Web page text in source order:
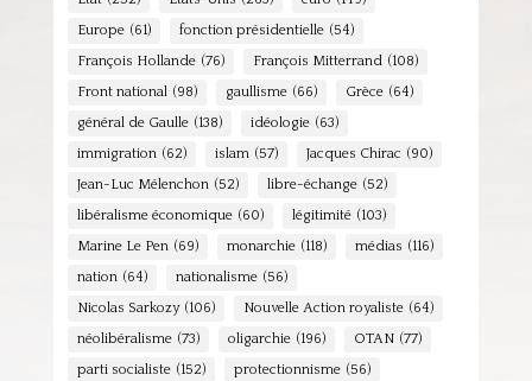
Europe (61) fonction présidentielle (54)
François Hollande (76) François Mitterrand (108)
Front national (98) gaullisme (66) Grèce (64)
général de Gaulle (138) idéologie (63)
immigration (62) islam (57) Jacques Chirac (90)
Jean-Luc Mélenchon (52) libre-échange (52)
libéralisme économique (60) légitimité (103)
Marine Le Pen (69) monarchie (118) médias (116)
nation (64) nationalisme (56)
Nicolas Sarkozy (106) Nouvelle Action royaliste (64)
néolibéralisme (73) oligarchie (196) OTAN (77)
parti socialiste (152) protectionnisme (56)